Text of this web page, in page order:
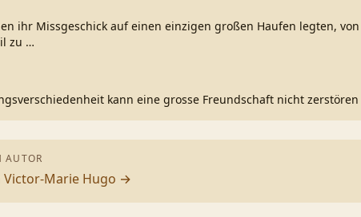
ihr Missgeschick auf einen einzigen großen Haufen legten,
zu …
kann eine grosse Freundschaft nicht zerstören
AUTOR
Victor-Marie Hugo →